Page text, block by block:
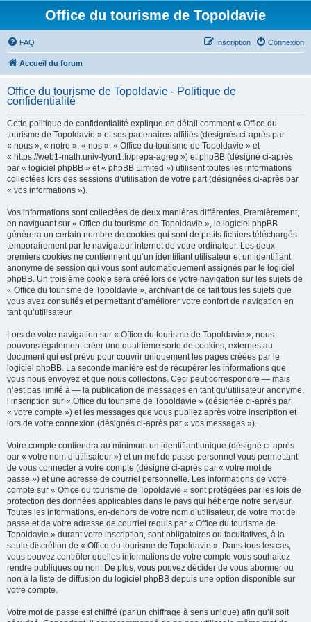
Office du tourisme de Topoldavie
FAQ Connexion
Inscription
Accueil du forum
Office du tourisme de Topoldavie - Politique de
confidentialité
Cette politique de confidentialité explique en détail comment « Office du
tourisme de Topoldavie » et ses partenaires affiliés (désignés ci-après par
« nous », « notre », « nos », « Office du tourisme de Topoldavie » et
« https://web1-math.univ-lyon1.fr/prepa-agreg ») et phpBB (désigné ci-après
par « logiciel phpBB » et « phpBB Limited ») utilisent toutes les informations
collectées lors des sessions d’utilisation de votre part (désignées ci-après par
« vos informations »).
Vos informations sont collectées de deux manières différentes. Premièrement,
en naviguant sur « Office du tourisme de Topoldavie », le logiciel phpBB
génèrera un certain nombre de cookies qui sont de petits fichiers téléchargés
temporairement par le navigateur internet de votre ordinateur. Les deux
premiers cookies ne contiennent qu’un identifiant utilisateur et un identifiant
anonyme de session qui vous sont automatiquement assignés par le logiciel
phpBB. Un troisième cookie sera créé lors de votre navigation sur les sujets de
« Office du tourisme de Topoldavie », archivant de ce fait tous les sujets que
vous avez consultés et permettant d’améliorer votre confort de navigation en
tant qu’utilisateur.
Lors de votre navigation sur « Office du tourisme de Topoldavie », nous
pouvons également créer une quatrième sorte de cookies, externes au
document qui est prévu pour couvrir uniquement les pages créées par le
logiciel phpBB. La seconde manière est de récupérer les informations que
vous nous envoyez et que nous collectons. Ceci peut correspondre — mais
n’est pas limité à — la publication de messages en tant qu’utilisateur anonyme,
l’inscription sur « Office du tourisme de Topoldavie » (désignée ci-après par
« votre compte ») et les messages que vous publiez après votre inscription et
lors de votre connexion (désignés ci-après par « vos messages »).
Votre compte contiendra au minimum un identifiant unique (désigné ci-après
par « votre nom d’utilisateur ») et un mot de passe personnel vous permettant
de vous connecter à votre compte (désigné ci-après par « votre mot de
passe ») et une adresse de courriel personnelle. Les informations de votre
compte sur « Office du tourisme de Topoldavie » sont protégées par les lois de
protection des données applicables dans le pays qui héberge notre serveur.
Toutes les informations, en-dehors de votre nom d’utilisateur, de votre mot de
passe et de votre adresse de courriel requis par « Office du tourisme de
Topoldavie » durant votre inscription, sont obligatoires ou facultatives, à la
seule discrétion de « Office du tourisme de Topoldavie ». Dans tous les cas,
vous pouvez contrôler quelles informations de votre compte vous souhaitez
rendre publiques ou non. De plus, vous pouvez décider de vous abonner ou
non à la liste de diffusion du logiciel phpBB depuis une option disponible sur
votre compte.
Votre mot de passe est chiffré (par un chiffrage à sens unique) afin qu’il soit